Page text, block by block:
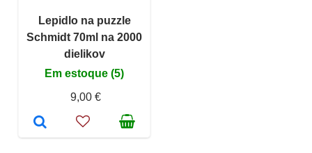
Lepidlo na puzzle
Schmidt 70ml na 2000
dielikov
Em estoque (5)
9,00 €